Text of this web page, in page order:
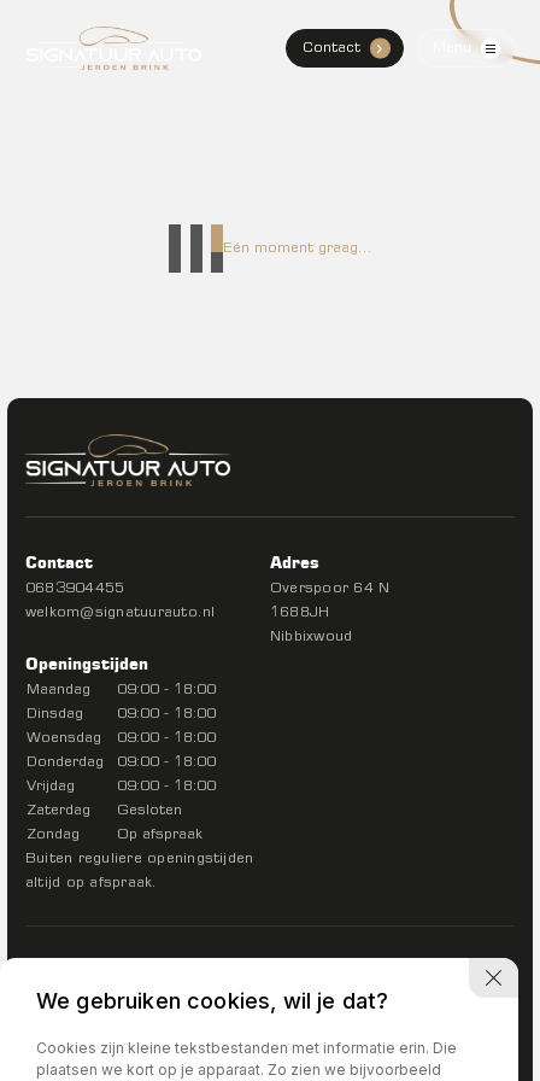
Contact . Menu
Eén moment graag...
Contact
0683904455
welkom@signatuurauto.nl
Adres
Overspoor 64 N
1688JH
Nibbixwoud
Openingstijden
Maandag
09:00 - 18:00
Dinsdag
09:00 - 18:00
Woensdag
09:00 - 18:00
Donderdag
09:00 - 18:00
Vrijdag
09:00 - 18:00
Zaterdag
Gesloten
Zondag
Op afspraak
Buiten reguliere openingstijden
altijd op afspraak.
We gebruiken cookies, wil je dat?
Cookies zijn kleine tekstbestanden met informatie erin. Die
plaatsen we kort op je apparaat. Zo zien we bijvoorbeeld